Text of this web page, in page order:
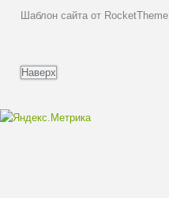
Шаблон сайта от RocketTheme
Наверх